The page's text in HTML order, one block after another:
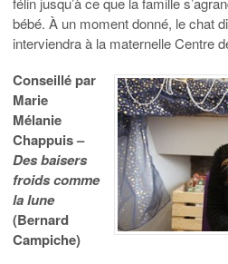
bébé. À un moment donné, le chat
interviendra à la maternelle Centre
Conseillé par
Marie
Mélanie
Chappuis –
Des baisers
froids comme
la lune
(Bernard
Campiche)